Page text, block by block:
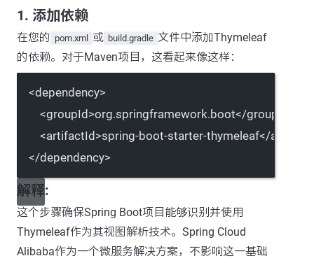
1. 添加依赖
在您的 pom.xml 或 build.gradle 文件中添加Thymeleaf
的依赖。对于Maven项目，这看起来像这样：
<dependency>
<groupId>org.springframework.boot</groupId
<artifactId>spring-boot-starter-thymeleaf</
</dependency>
解释:
这个步骤确保Spring Boot项目能够识别并使用
Thymeleaf作为其视图解析技术。Spring Cloud
Alibaba作为一个微服务解决方案，不影响这一基础